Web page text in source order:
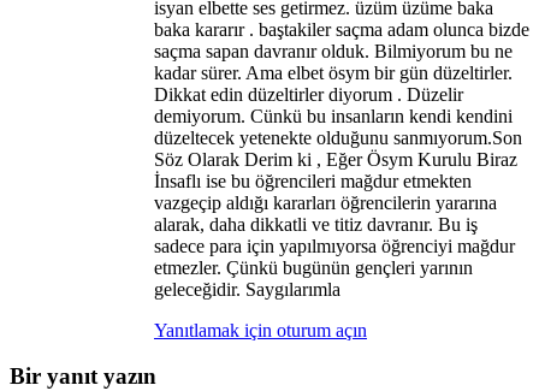
isyan elbette ses getirmez. üzüm üzüme baka
baka kararır . baştakiler saçma adam olunca bizde
saçma sapan davranır olduk. Bilmiyorum bu ne
kadar sürer. Ama elbet ösym bir gün düzeltirler.
Dikkat edin düzeltirler diyorum . Düzelir
demiyorum. Cünkü bu insanların kendi kendini
düzeltecek yetenekte olduğunu sanmıyorum.Son
Söz Olarak Derim ki , Eğer Ösym Kurulu Biraz
İnsaflı ise bu öğrencileri mağdur etmekten
vazgeçip aldığı kararları öğrencilerin yararına
alarak, daha dikkatli ve titiz davranır. Bu iş
sadece para için yapılmıyorsa öğrenciyi mağdur
etmezler. Çünkü bugünün gençleri yarının
geleceğidir. Saygılarımla
Yanıtlamak için oturum açın
Bir yanıt yazın